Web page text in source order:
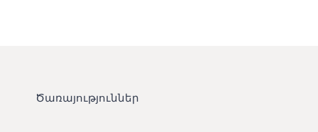
Ծառայություններ